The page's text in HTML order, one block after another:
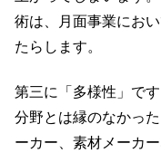
術は、月面事業にお
たらします。
第三に「多様性」で
分野とは縁のなかっ
ーカー、素材メーカ